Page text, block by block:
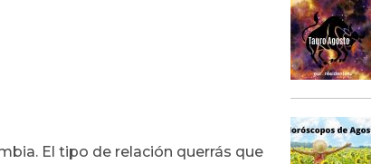
El tipo de relación querrás que